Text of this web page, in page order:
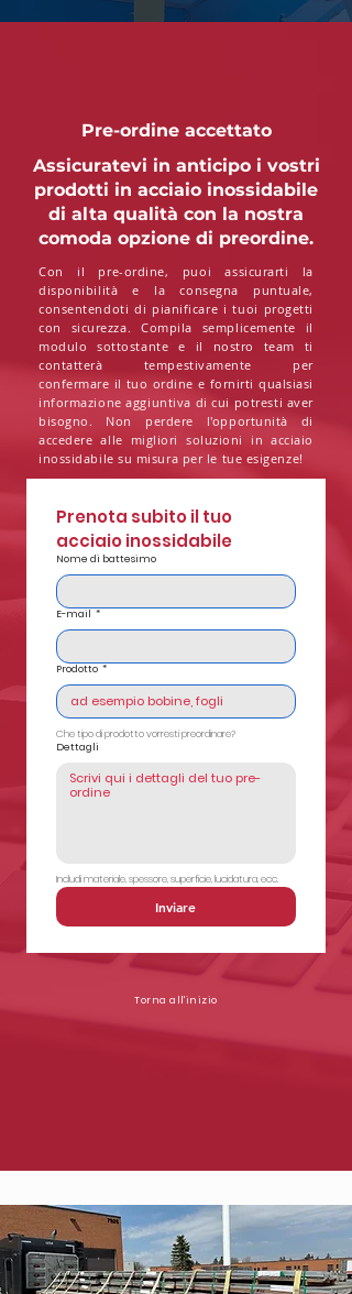
Pre-ordine accettato
Assicuratevi in anticipo i vostri
prodotti in acciaio inossidabile
di alta qualità con la nostra
comoda opzione di preordine.
Con il pre-ordine, puoi assicurarti la
disponibilità e la consegna puntuale,
consentendoti di pianificare i tuoi progetti
con sicurezza. Compila semplicemente il
modulo sottostante e il nostro team ti
contatterà tempestivamente per
confermare il tuo ordine e fornirti qualsiasi
informazione aggiuntiva di cui potresti aver
bisogno. Non perdere l'opportunità di
accedere alle migliori soluzioni in acciaio
inossidabile su misura per le tue esigenze!
Prenota subito il tuo
acciaio inossidabile
Nome di battesimo
E-mail *
Prodotto *
Che tipo di prodotto vorresti preordinare?
Dettagli
Includi materiale, spessore, superficie, lucidatura, ecc.
Inviare
Torna all'inizio